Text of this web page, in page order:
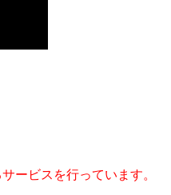
ービスを行っています。